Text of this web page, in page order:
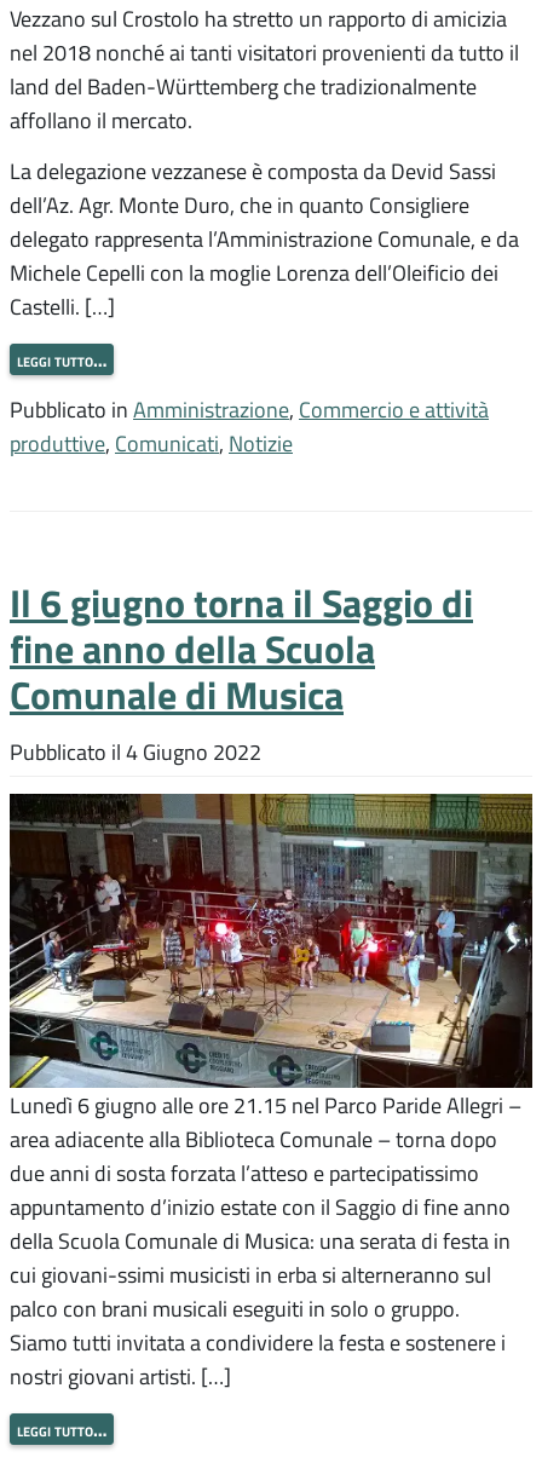
Vezzano sul Crostolo ha stretto un rapporto di amicizia
nel 2018 nonché ai tanti visitatori provenienti da tutto il
land del Baden-Württemberg che tradizionalmente
affollano il mercato.
La delegazione vezzanese è composta da Devid Sassi
dell’Az. Agr. Monte Duro, che in quanto Consigliere
delegato rappresenta l’Amministrazione Comunale, e da
Michele Cepelli con la moglie Lorenza dell’Oleificio dei
Castelli. […]
leggi tutto…
Pubblicato in Amministrazione, Commercio e attività
produttive, Comunicati, Notizie
Il 6 giugno torna il Saggio di
fine anno della Scuola
Comunale di Musica
Pubblicato il 4 Giugno 2022
Lunedì 6 giugno alle ore 21.15 nel Parco Paride Allegri –
area adiacente alla Biblioteca Comunale – torna dopo
due anni di sosta forzata l’atteso e partecipatissimo
appuntamento d’inizio estate con il Saggio di fine anno
della Scuola Comunale di Musica: una serata di festa in
cui giovani-ssimi musicisti in erba si alterneranno sul
palco con brani musicali eseguiti in solo o gruppo.
Siamo tutti invitata a condividere la festa e sostenere i
nostri giovani artisti. […]
leggi tutto…